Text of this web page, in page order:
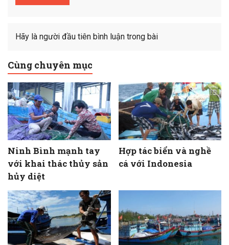
Hãy là người đầu tiên bình luận trong bài
Cùng chuyên mục
Ninh Bình mạnh tay
với khai thác thủy sản
hủy diệt
Hợp tác biển và nghề
cá với Indonesia